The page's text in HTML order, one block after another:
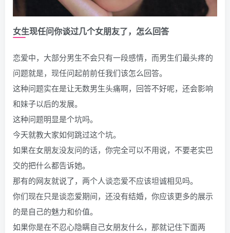
女生现任问你谈过几个女朋友了，怎么回答
恋爱中，大部分男生不会只有一段感情，而男生们最头疼的
问题就是，现任问起前前任我们该怎么回答。
这种问题实在是让无数男生头痛啊，回答不好呢，还会影响
和妹子以后的发展。
这种问题明显是个坑吗。
今天就教大家如何跳过这个坑。
如果在女朋友没友问的话，你完全可以不用说，不要老实巴
交的把什么都告诉她。
那有的网友就说了，两个人谈恋爱不应该坦诚相见吗。
你们现在只是谈恋爱期间，还没有结婚，你应该更多的展示
的是自己的魅力和价值。
如果你是在不忍心隐瞒自己女朋友什么，那就记住下面两